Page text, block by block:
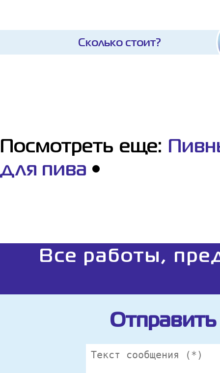
Сколько стоит?
Посмотреть еще:
для пива •
Все работы,
Отправить